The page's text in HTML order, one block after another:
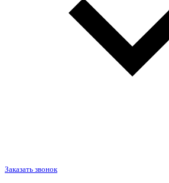
Заказать звонок